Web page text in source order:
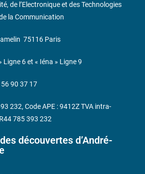
découvertes d’André-
de l’Electronique et des Technologies
la Communication
75116 Paris
Ligne 6 et « Iéna » Ligne 9
90 37 17
232, Code APE : 9412Z TVA intra-
785 393 232